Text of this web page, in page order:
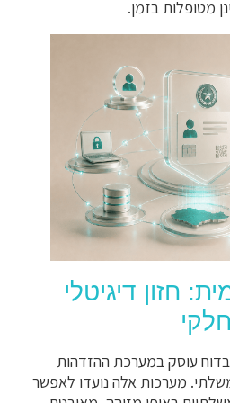
מטופלות בזמן.
חזון דיגיטלי
עוסק במערכת ההזדהות
מערכות אלה נועדו לאפשר